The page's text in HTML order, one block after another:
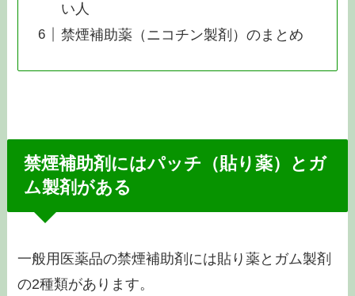
い人
禁煙補助薬（ニコチン製剤）のまとめ
禁煙補助剤にはパッチ（貼り薬）とガ
ム製剤がある
一般用医薬品の禁煙補助剤には貼り薬とガム製剤
の2種類があります。